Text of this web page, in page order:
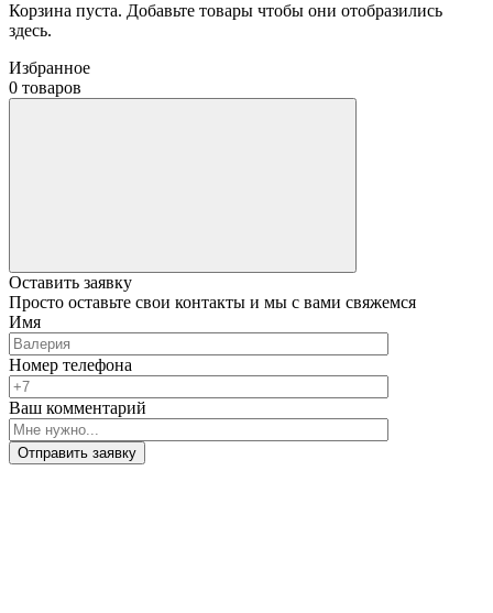
Корзина пуста. Добавьте товары чтобы они отобразились
здесь.
Избранное
0 товаров
Оставить заявку
Просто оставьте свои контакты и мы с вами свяжемся
Имя
Номер телефона
Ваш комментарий
Отправить заявку